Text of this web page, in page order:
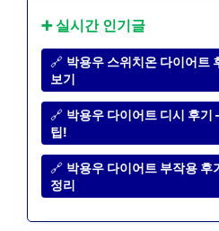
➕ 실시간 인기글
🔗 박용우 스위치온 다이어트
보기
🔗 박용우 다이어트 디시 후기
팁!
🔗 박용우 다이어트 부작용 후
정리